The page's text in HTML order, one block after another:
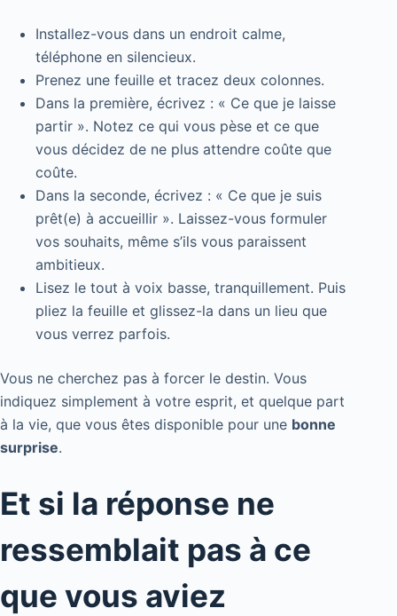
Installez-vous dans un endroit calme,
téléphone en silencieux.
Prenez une feuille et tracez deux colonnes.
Dans la première, écrivez : « Ce que je laisse
partir ». Notez ce qui vous pèse et ce que
vous décidez de ne plus attendre coûte que
coûte.
Dans la seconde, écrivez : « Ce que je suis
prêt(e) à accueillir ». Laissez-vous formuler
vos souhaits, même s’ils vous paraissent
ambitieux.
Lisez le tout à voix basse, tranquillement. Puis
pliez la feuille et glissez-la dans un lieu que
vous verrez parfois.
Vous ne cherchez pas à forcer le destin. Vous
indiquez simplement à votre esprit, et quelque part
à la vie, que vous êtes disponible pour une bonne
surprise.
Et si la réponse ne
ressemblait pas à ce
que vous aviez